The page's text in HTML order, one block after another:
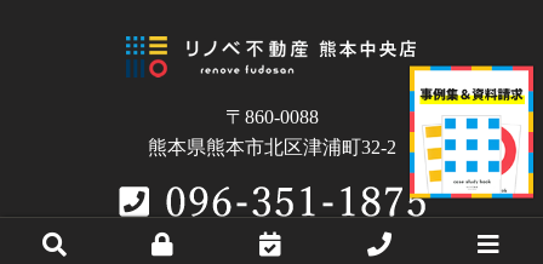
〒860-0088
熊本県熊本市北区津浦町32-2